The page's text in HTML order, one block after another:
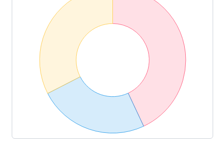
Carlos Soler
Mario Suárez
Zakaria Bakkali
Joao Cancelo
Zurutuza 89'